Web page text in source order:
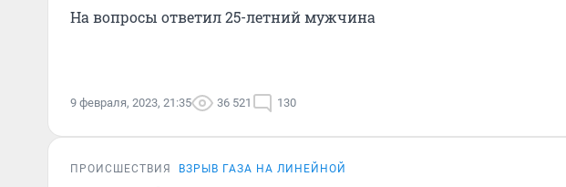
На вопросы ответил 25-летний мужчина
9 февраля, 2023, 21:35 36 521 130
ПРОИСШЕСТВИЯ ВЗРЫВ ГАЗА НА ЛИНЕЙНОЙ